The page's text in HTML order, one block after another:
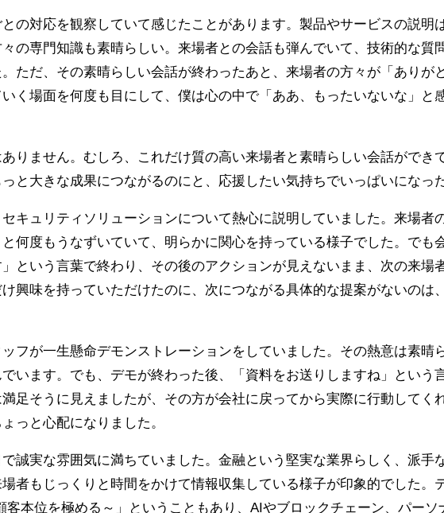
の対応を観察していて感じたことがあります。製品やサービスの説明
の専門知識も素晴らしい。来場者との会話も弾んでいて、技術的な質
ただ、その素晴らしい会話が終わったあと、来場者の方々が「ありが
く場面を何度も目にして、僕は心の中で「ああ、もったいないな」と
りません。むしろ、これだけ質の高い来場者と素晴らしい会話ができ
と大きな成果につながるのにと、応援したい気持ちでいっぱいになっ
キュリティソリューションについて熱心に説明していました。来場者
何度もうなずいていて、明らかに関心を持っている様子でした。でも
」という言葉で終わり、その後のアクションが見えないまま、次の来場
興味を持っていただけたのに、次につながる具体的な提案がないのは
フが一生懸命デモンストレーションをしていました。その熱意は素晴
います。でも、デモが終わった後、「資料をお送りしますね」という
足そうに見えましたが、その方が会社に戻ってから実際に行動してく
っと心配になりました。
誠実な雰囲気に満ちていました。金融という堅実な業界らしく、派手
者もじっくりと時間をかけて情報収集している様子が印象的でした。
客本位を極める～」ということもあり、AIやブロックチェーン、パーソ